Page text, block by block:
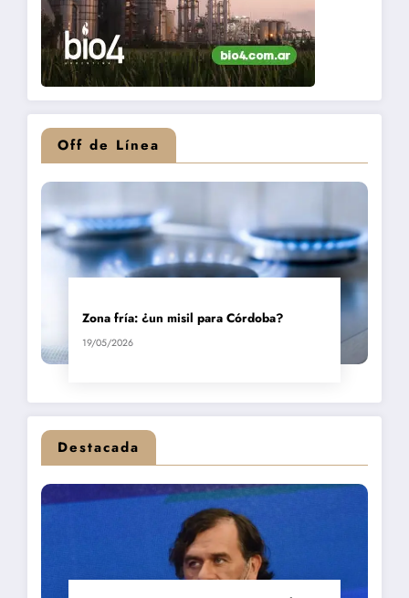
Off de Línea
Zona fría: ¿un misil para Córdoba?
19/05/2026
Destacada